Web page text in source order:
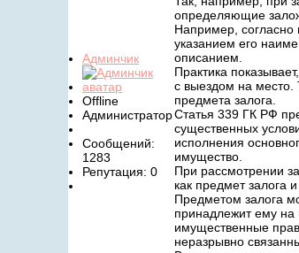
Админчик
Offline
Администратор
Сообщений:
1283
Репутация: 0
определяющие
Например, согласно
указанием его
описанием.
Практика
с выездом на место.
предмета залога.
Статья 339 ГК РФ
существенных
исполнения
имущество.
При рассмотрении
как предмет залога
Предметом залога
принадлежит ему на
имущественные
неразрывно